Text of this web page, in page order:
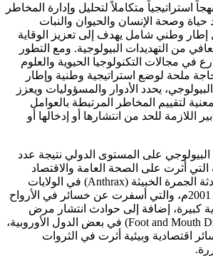
استراتيجياً متكاملاً لتحليل وإدارة المخاطر
حياة وصحة الإنسان والحيوان والنبات
إطار وطني شامل يهدف إلى تعزيز الوقاية
من التهديدات البيولوجية. ومع التطور
في مجالات التكنولوجيا الحيوية والعلوم
ملحة لوضع استراتيجية وطنية وإطار
يحدد الأدوار والمسؤوليات ويعزز
لتقييم المخاطر المرتبطة بالعوامل
اللازمة للحد من انتشارها أو إدخالها أو
على المستوى الدولي نتيجة عدد
التي أثرت على الصحة العامة والاقتصاد
العالمي، من أبرزها حادثة الجمرة الخبيثة (Anthrax) في الولايات
المتحدة الأمريكية عام 2001م، والتي أسفرت عن خسائر في الأرواح
كبيرة، إضافة إلى حوادث انتشار مرض
الحمى القلاعية (Foot and Mouth Disease) في بعض الدول الأوروبية،
اقتصادية وبيئية أثرت في الثروات